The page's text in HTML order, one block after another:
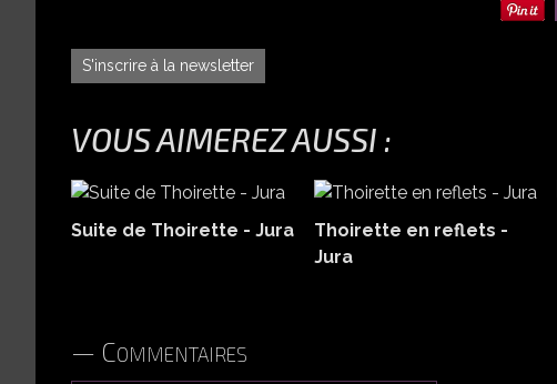
S'inscrire à la newsletter
VOUS AIMEREZ AUSSI :
Suite de Thoirette - Jura
Thoirette en reflets -
Jura
Commentaires